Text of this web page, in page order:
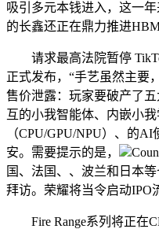
吸引多元本钱进入，这一
的长鑫还正在鼎力推进
请求最高法院暂停
正式发布，“手艺虽然主要
售价泄露：玩家要破产了
互的小我智能体、内嵌小
（CPU/GPU/NPU）、的
安。需要提示的是，
国、法国、、波兰和日本
拜访。荣耀将当令启动IPO
Fire Range系列将正在